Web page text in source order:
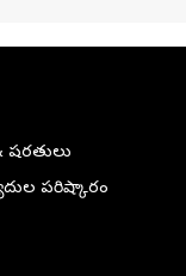
షరతులు
పరిష్కారం